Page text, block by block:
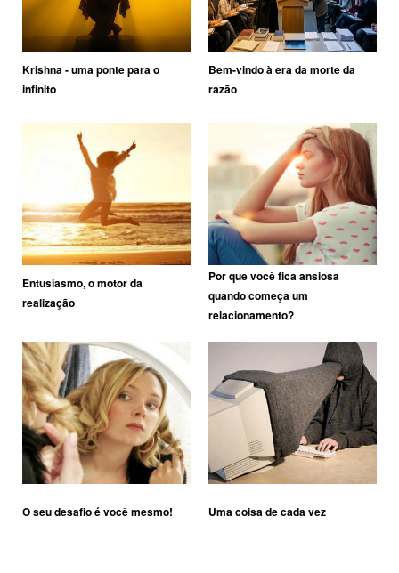
Krishna - uma ponte para o
infinito
Bem-vindo à era da morte da
razão
Entusiasmo, o motor da
realização
Por que você fica ansiosa
quando começa um
relacionamento?
O seu desafio é você mesmo! Uma coisa de cada vez